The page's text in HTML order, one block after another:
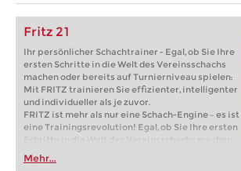
Fritz 21
Ihr persönlicher Schachtrainer - Egal, ob Sie Ihre
ersten Schritte in die Welt des Vereinsschachs
machen oder bereits auf Turnierniveau spielen:
Mit FRITZ trainieren Sie effizienter, intelligenter
und individueller als je zuvor.
FRITZ ist mehr als nur eine Schach-Engine – es ist
eine Trainingsrevolution! Egal, ob Sie Ihre ersten
Schritte in die Welt des Vereinsschachs machen
oder bereits auf Turnierniveau spielen: Mit
FRITZ trainieren Sie effizienter, intelligenter und
Mehr...